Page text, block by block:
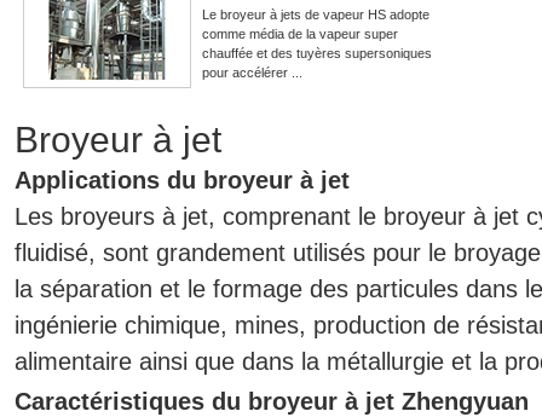
Le broyeur à jets de vapeur HS adopte
comme média de la vapeur super
chauffée et des tuyères supersoniques
pour accélérer ...
Broyeur à jet
Applications du broyeur à jet
Les broyeurs à jet, comprenant le broyeur à jet
fluidisé, sont grandement utilisés pour le
la séparation et le formage des particules dans
ingénierie chimique, mines, production de
alimentaire ainsi que dans la métallurgie et la
Caractéristiques du broyeur à jet Zhengyuan